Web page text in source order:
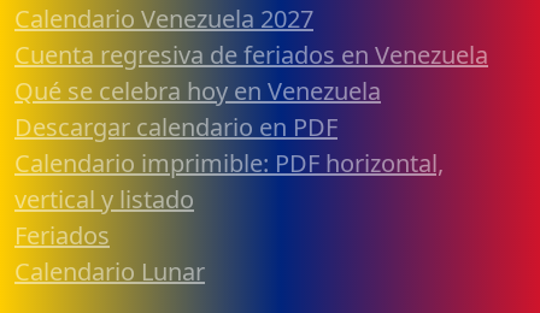
Calendario Venezuela 2027
Cuenta regresiva de feriados en Venezuela
Qué se celebra hoy en Venezuela
Descargar calendario en PDF
Calendario imprimible: PDF horizontal,
vertical y listado
Feriados
Calendario Lunar